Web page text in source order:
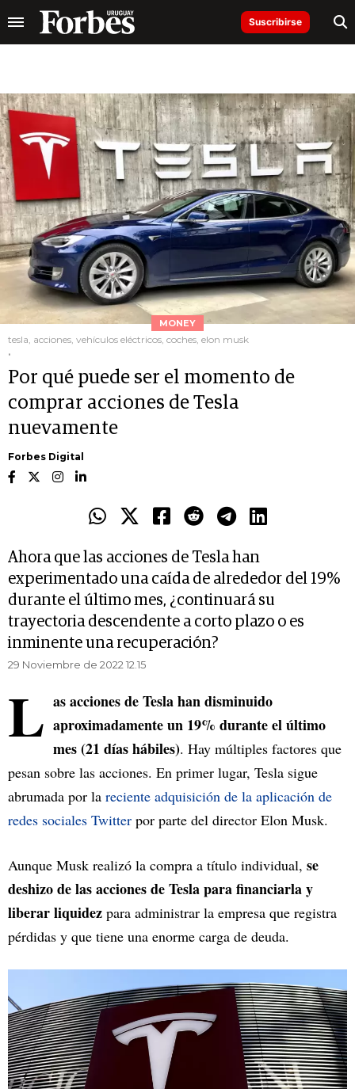
Suscribirse
MONEY
tesla, acciones, vehículos eléctricos, coches, elon musk
.
Por qué puede ser el momento de
comprar acciones de Tesla
nuevamente
Forbes Digital
Ahora que las acciones de Tesla han
experimentado una caída de alrededor del 19%
durante el último mes, ¿continuará su
trayectoria descendente a corto plazo o es
inminente una recuperación?
29 Noviembre de 2022 12.15
L as acciones de Tesla han disminuido
aproximadamente un 19% durante el último
mes (21 días hábiles). Hay múltiples factores que
pesan sobre las acciones. En primer lugar, Tesla sigue
abrumada por la reciente adquisición de la aplicación de
redes sociales Twitter por parte del director Elon Musk.
Aunque Musk realizó la compra a título individual, se
deshizo de las acciones de Tesla para financiarla y
liberar liquidez para administrar la empresa que registra
pérdidas y que tiene una enorme carga de deuda.